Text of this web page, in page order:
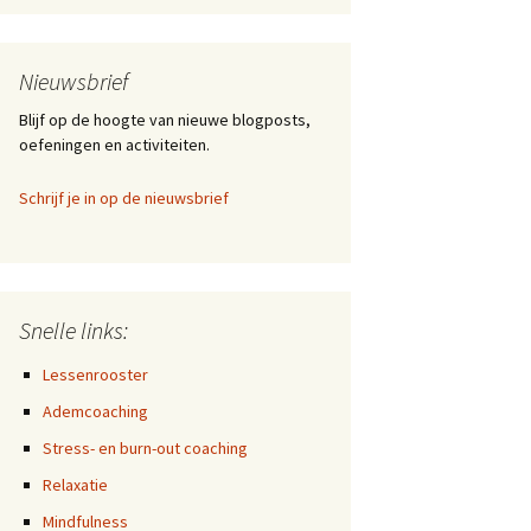
Hoe ga jij om met
tegenslagen?
Hoe ga je om met
‘altijd beter’
Meditatie onder vuur
met stress?
Nieuwsbrief
Blijf op de hoogte van nieuwe blogposts,
oefeningen en activiteiten.
Schrijf je in op de nieuwsbrief
Snelle links:
Lessenrooster
Ademcoaching
Stress- en burn-out coaching
Relaxatie
Mindfulness